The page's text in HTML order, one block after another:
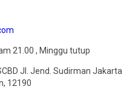
21.00 , Minggu tutup
Jl. Jend. Sudirman Jakarta
12190